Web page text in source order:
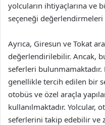
yolcuların ihtiyaçlarına ve
seçeneği
Ayrıca, Giresun ve Tokat
değerlendirilebilir. Ancak,
seferleri bulunmamaktadır.
genellikle tercih edilen bir
otobüs ve özel araçla
kullanılmaktadır. Yolcular,
seferlerini takip edebilir ve